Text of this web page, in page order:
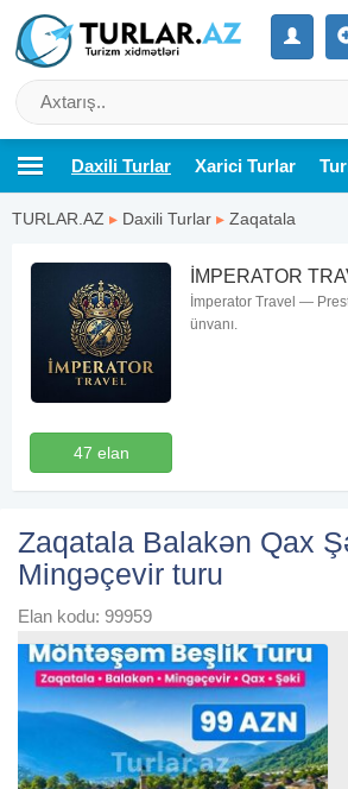
Daxili Turlar Xarici Turlar
TURLAR.AZ ▸ Daxili Turlar ▸ Zaqatala
47 elan
İMPERATOR
İmperator Travel —
ünvanı.
Zaqatala Balakən Qax
Mingəçevir turu
Elan kodu: 99959